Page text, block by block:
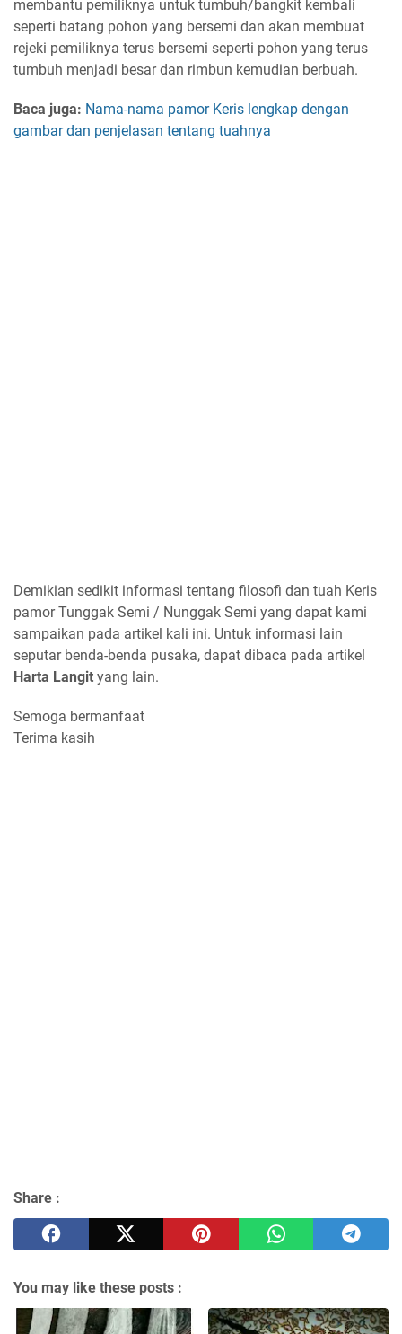
membantu pemiliknya untuk tumbuh/bangkit kembali
seperti batang pohon yang bersemi dan akan membuat
rejeki pemiliknya terus bersemi seperti pohon yang terus
tumbuh menjadi besar dan rimbun kemudian berbuah.
Baca juga: Nama-nama pamor Keris lengkap dengan
gambar dan penjelasan tentang tuahnya
Demikian sedikit informasi tentang filosofi dan tuah Keris
pamor Tunggak Semi / Nunggak Semi yang dapat kami
sampaikan pada artikel kali ini. Untuk informasi lain
seputar benda-benda pusaka, dapat dibaca pada artikel
Harta Langit yang lain.
Semoga bermanfaat
Terima kasih
Share :
You may like these posts :